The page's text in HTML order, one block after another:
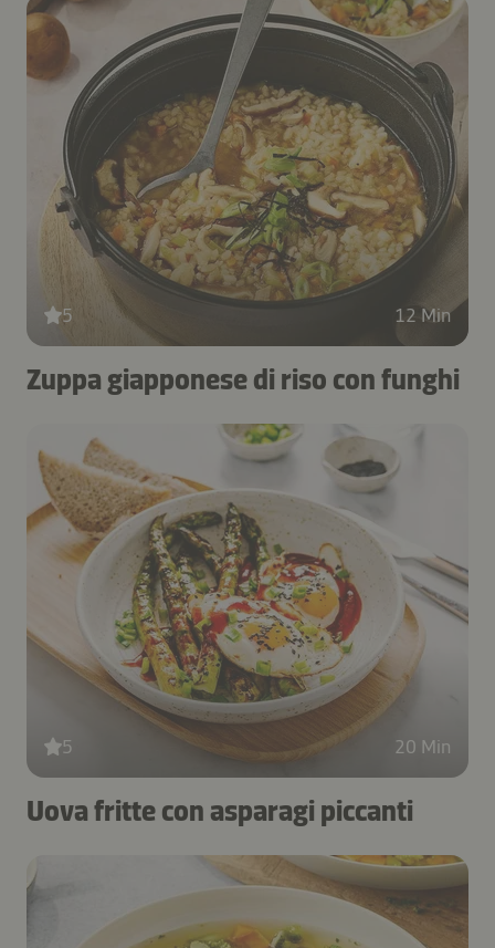
5 12 Min
Zuppa giapponese di riso con funghi
5 20 Min
Uova fritte con asparagi piccanti